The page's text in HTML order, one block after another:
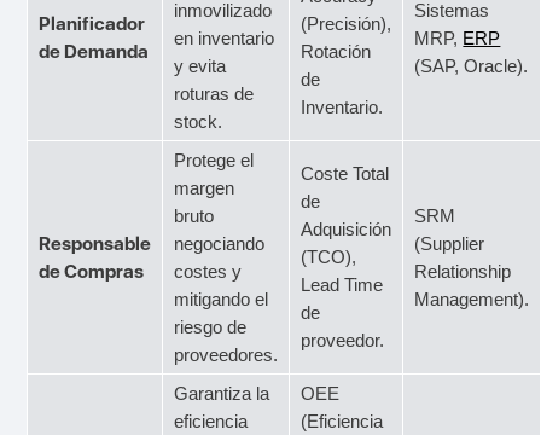
Planificador
de Demanda
inmovilizado
en inventario
y evita
roturas de
stock.
(Precisión),
Rotación
de
Inventario.
Sistemas
MRP, ERP
(SAP, Oracle).
Responsable
de Compras
Protege el
margen
bruto
negociando
costes y
mitigando el
riesgo de
proveedores.
Coste Total
de
Adquisición
(TCO),
Lead Time
de
proveedor.
SRM
(Supplier
Relationship
Management).
Garantiza la
eficiencia
OEE
(Eficiencia